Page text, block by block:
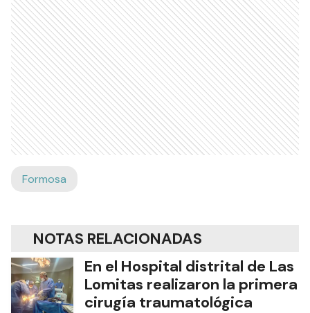
Formosa
NOTAS RELACIONADAS
En el Hospital distrital de Las
Lomitas realizaron la primera
cirugía traumatológica